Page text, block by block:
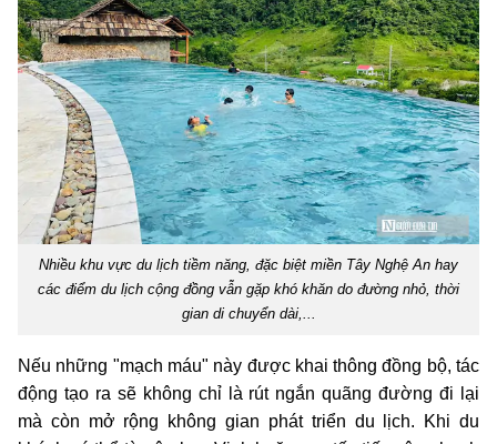
Nhiều khu vực du lịch tiềm năng, đặc biệt miền Tây Nghệ An hay
các điểm du lịch cộng đồng vẫn gặp khó khăn do đường nhỏ, thời
gian di chuyển dài,...
Nếu những "mạch máu" này được khai thông đồng bộ, tác
động tạo ra sẽ không chỉ là rút ngắn quãng đường đi lại
mà còn mở rộng không gian phát triển du lịch. Khi du